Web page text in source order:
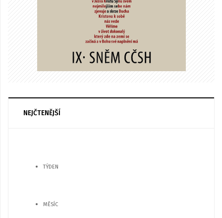
NEJČTENĚJŠÍ
TÝDEN
MĚSÍC